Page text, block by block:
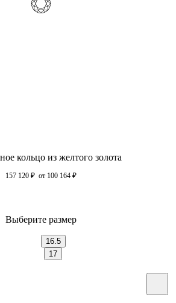
кольцо из желтого золота
157 120 ₽ от 100 164 ₽
Выберите размер
16.5
17